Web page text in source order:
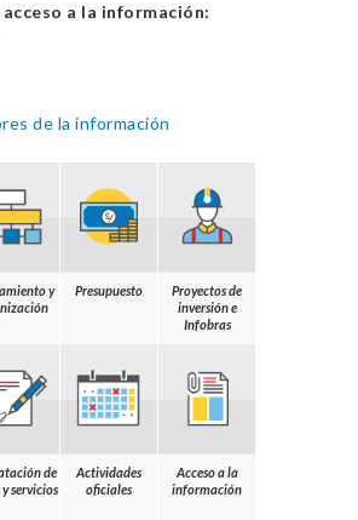
a la información:
de la información
y
Presupuesto
Proyectos de
inversión e
Infobras
de
servicios
Actividades
oficiales
Acceso a la
información